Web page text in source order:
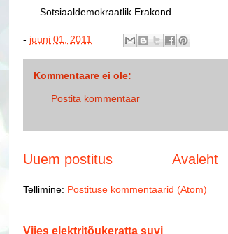
Sotsiaaldemokraatlik Erakond
- juuni 01, 2011
Kommentaare ei ole:
Postita kommentaar
Uuem postitus Avaleht
Tellimine: Postituse kommentaarid (Atom)
Viies elektritõukeratta suvi